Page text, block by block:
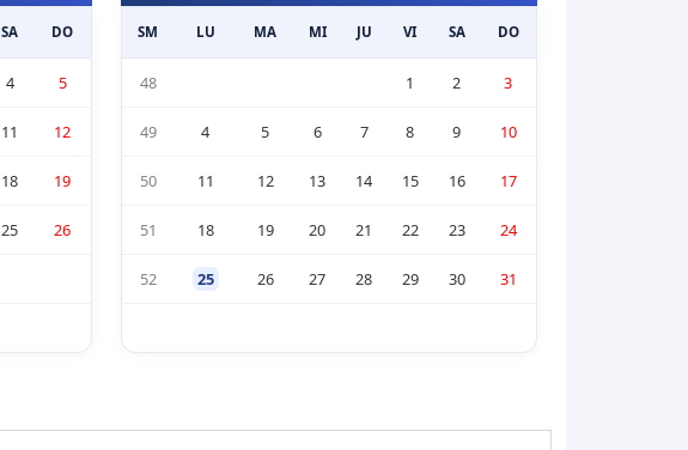
SA DO
4 5
11 12
18 19
25 26
SM LU MA MI JU VI SA DO
48 1 2 3
49 4 5 6 7 8 9 10
50 11 12 13 14 15 16 17
51 18 19 20 21 22 23 24
52 25 26 27 28 29 30 31